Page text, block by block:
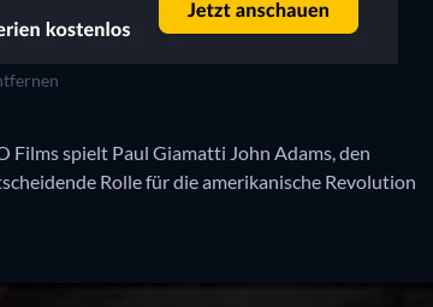
spielt Paul Giamatti John Adams, den
Rolle für die amerikanische Revolution